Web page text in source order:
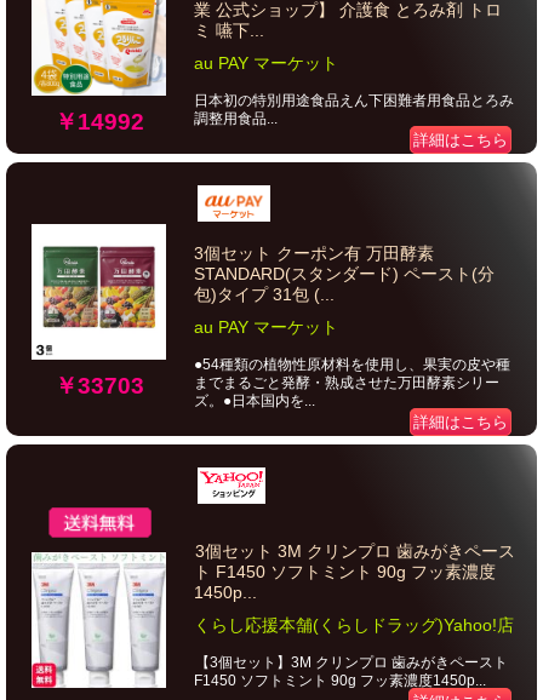
￥14992
業 公式ショップ】 介護食 とろみ剤 トロ
ミ 嚥下...
au PAY マーケット
日本初の特別用途食品えん下困難者用食品とろみ
調整用食品...
詳細はこちら
￥33703
3個セット クーポン有 万田酵素
STANDARD(スタンダード) ペースト(分
包)タイプ 31包 (...
au PAY マーケット
●54種類の植物性原材料を使用し、果実の皮や種
までまるごと発酵・熟成させた万田酵素シリー
ズ。●日本国内を...
詳細はこちら
3個セット 3M クリンプロ 歯みがきペース
ト F1450 ソフトミント 90g フッ素濃度
1450p...
くらし応援本舗(くらしドラッグ)Yahoo!店
【3個セット】3M クリンプロ 歯みがきペースト
F1450 ソフトミント 90g フッ素濃度1450p...